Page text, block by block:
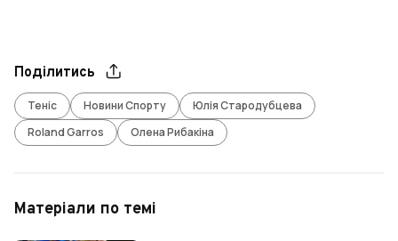
Поділитись
Теніс Новини Спорту
Юлія Стародубцева
Roland Garros
Олена Рибакіна
Матеріали по темі